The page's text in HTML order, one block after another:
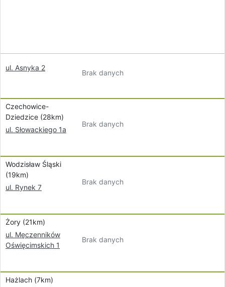
ul. Asnyka 2
Brak danych
Czechowice-
Dziedzice (28km)
ul. Słowackiego 1a
Brak danych
Wodzisław Śląski
(19km)
ul. Rynek 7
Brak danych
Żory (21km)
ul. Męczenników
Oświęcimskich 1
Brak danych
Hażlach (7km)